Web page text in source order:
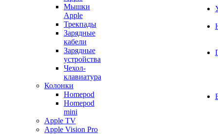
Мышки
Apple
Трекпады
Зарядные
кабели
Зарядные
устройства
Чехол-
клавиатура
Колонки
Homepod
Homepod
mini
Apple TV
Apple Vision Pro